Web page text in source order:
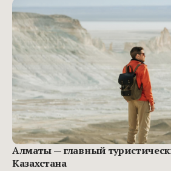
Алматы — главный
Казахстана